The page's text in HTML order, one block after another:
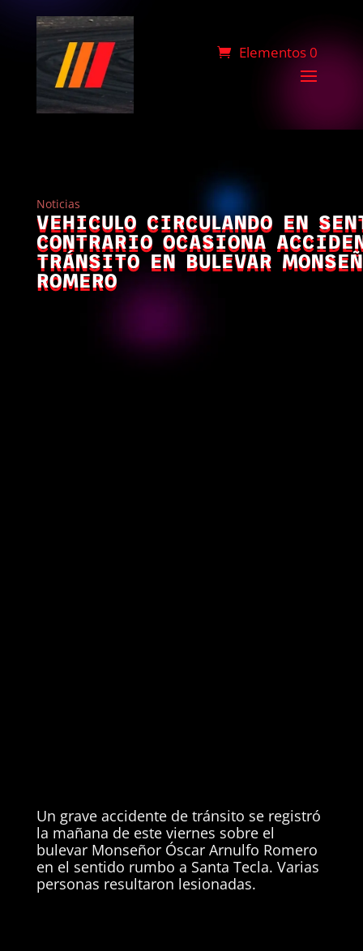
Elementos 0
Noticias
VEHICULO CIRCULANDO EN
CONTRARIO OCASIONA
TRÁNSITO EN BULEVAR
ROMERO
Un grave accidente de tránsito se registró
la mañana de este viernes sobre el
bulevar Monseñor Óscar Arnulfo Romero
en el sentido rumbo a Santa Tecla. Varias
personas resultaron lesionadas.